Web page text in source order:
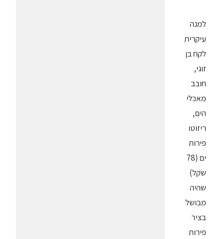
למנה
עיקרית
לקח בן
זוגי,
חובב
מאכלי
הים,
ריזוטו
פירות
ים (78
שקל)
שהיה
מבושל
בציר
פירות